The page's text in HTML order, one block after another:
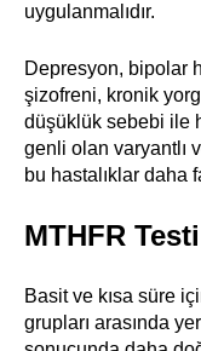
uygulanmalıdır.
Depresyon, bipolar
şizofreni, kronik
düşüklük sebebi ile
genli olan varyantlı
bu hastalıklar daha
MTHFR
Basit ve kısa süre
grupları arasında